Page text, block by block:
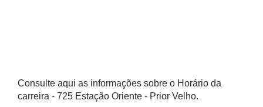
Consulte aqui as informações sobre o Horário da
carreira - 725 Estação Oriente - Prior Velho.